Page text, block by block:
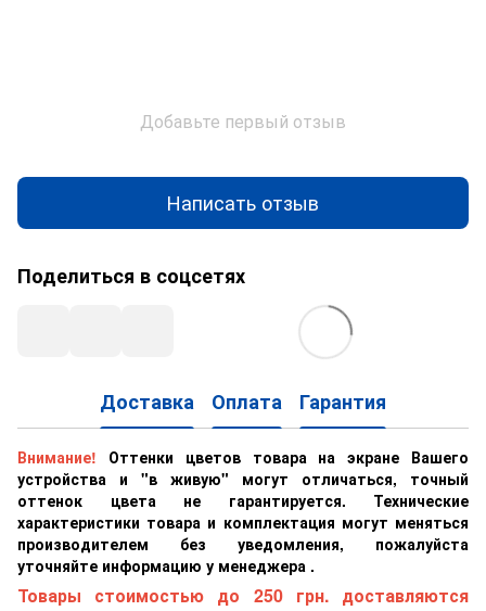
Добавьте первый отзыв
Написать отзыв
Поделиться в соцсетях
Доставка Оплата Гарантия
Внимание!
Оттенки цветов товара на экране Вашего
устройства и "в живую" могут отличаться, точный
оттенок цвета не гарантируется. Технические
характеристики товара и комплектация могут меняться
производителем без уведомления, пожалуйста
уточняйте информацию у менеджера .
Товары стоимостью до 250 грн. доставляются